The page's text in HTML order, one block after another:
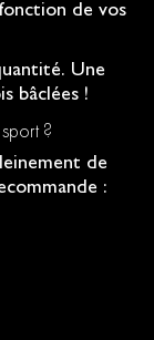
de vos
Une
bâclées !
?
de
: